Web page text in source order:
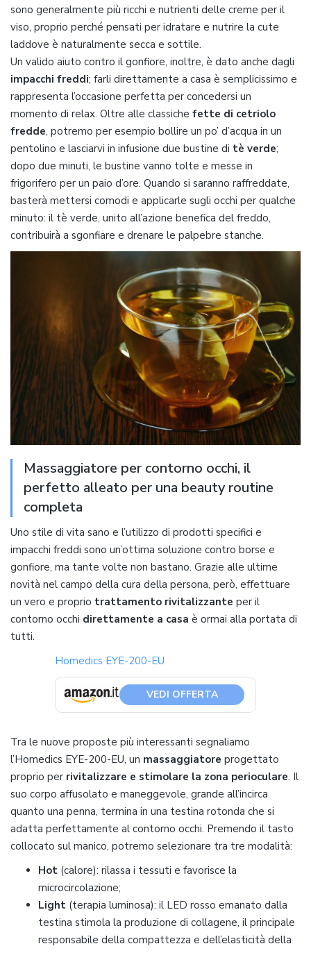
sono generalmente più ricchi e nutrienti delle creme per il
viso, proprio perché pensati per idratare e nutrire la cute
laddove è naturalmente secca e sottile.
Un valido aiuto contro il gonfiore, inoltre, è dato anche dagli
impacchi freddi; farli direttamente a casa è semplicissimo e
rappresenta l’occasione perfetta per concedersi un
momento di relax. Oltre alle classiche fette di cetriolo
fredde, potremo per esempio bollire un po’ d’acqua in un
pentolino e lasciarvi in infusione due bustine di tè verde;
dopo due minuti, le bustine vanno tolte e messe in
frigorifero per un paio d’ore. Quando si saranno raffreddate,
basterà mettersi comodi e applicarle sugli occhi per qualche
minuto: il tè verde, unito all’azione benefica del freddo,
contribuirà a sgonfiare e drenare le palpebre stanche.
Massaggiatore per contorno occhi, il
perfetto alleato per una beauty routine
completa
Uno stile di vita sano e l’utilizzo di prodotti specifici e
impacchi freddi sono un’ottima soluzione contro borse e
gonfiore, ma tante volte non bastano. Grazie alle ultime
novità nel campo della cura della persona, però, effettuare
un vero e proprio trattamento rivitalizzante per il
contorno occhi direttamente a casa è ormai alla portata di
tutti.
Homedics EYE-200-EU
VEDI OFFERTA
Tra le nuove proposte più interessanti segnaliamo
l’Homedics EYE-200-EU, un massaggiatore progettato
proprio per rivitalizzare e stimolare la zona perioculare. Il
suo corpo affusolato e maneggevole, grande all’incirca
quanto una penna, termina in una testina rotonda che si
adatta perfettamente al contorno occhi. Premendo il tasto
collocato sul manico, potremo selezionare tra tre modalità:
Hot (calore): rilassa i tessuti e favorisce la
microcircolazione;
Light (terapia luminosa): il LED rosso emanato dalla
testina stimola la produzione di collagene, il principale
responsabile della compattezza e dell’elasticità della